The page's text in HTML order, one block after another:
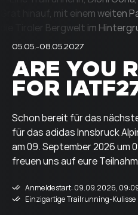
05.05.-08.05.2027
ARE YOU
FOR
Schon bereit für das
für das adidas Innsbruck
am 09. September 2026 um
freuen uns auf eure
Anmeldestart: 09.09.2026,
Einzigartige Trailrunning-Kulisse